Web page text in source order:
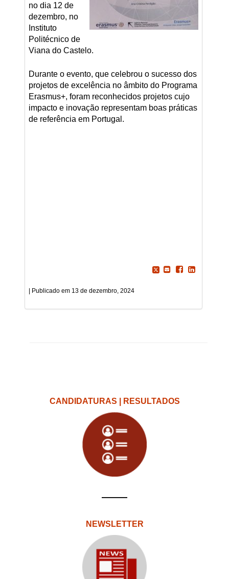
no dia 12 de
dezembro, no
Instituto
Politécnico de
Viana do Castelo.
Durante o evento, que celebrou o sucesso dos
projetos de excelência no âmbito do Programa
Erasmus+, foram reconhecidos projetos cujo
impacto e inovação representam boas práticas
de referência em Portugal.
13 de dezembro, 2024
CANDIDATURAS | RESULTADOS
NEWSLETTER